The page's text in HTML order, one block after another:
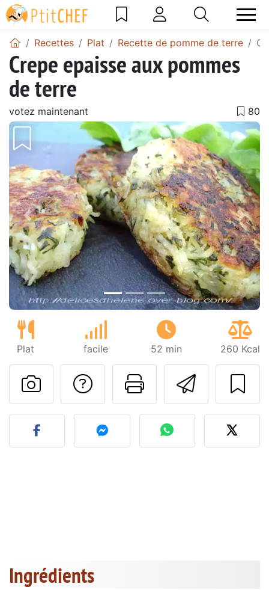
Recettes Plat Recette de pomme de terre
Crepe epaisse aux pommes
de terre
votez maintenant
Précédent
Plat facile 52 min 260 Kcal
Imprimer
Poser une
Publier votre photo de
Ingrédients